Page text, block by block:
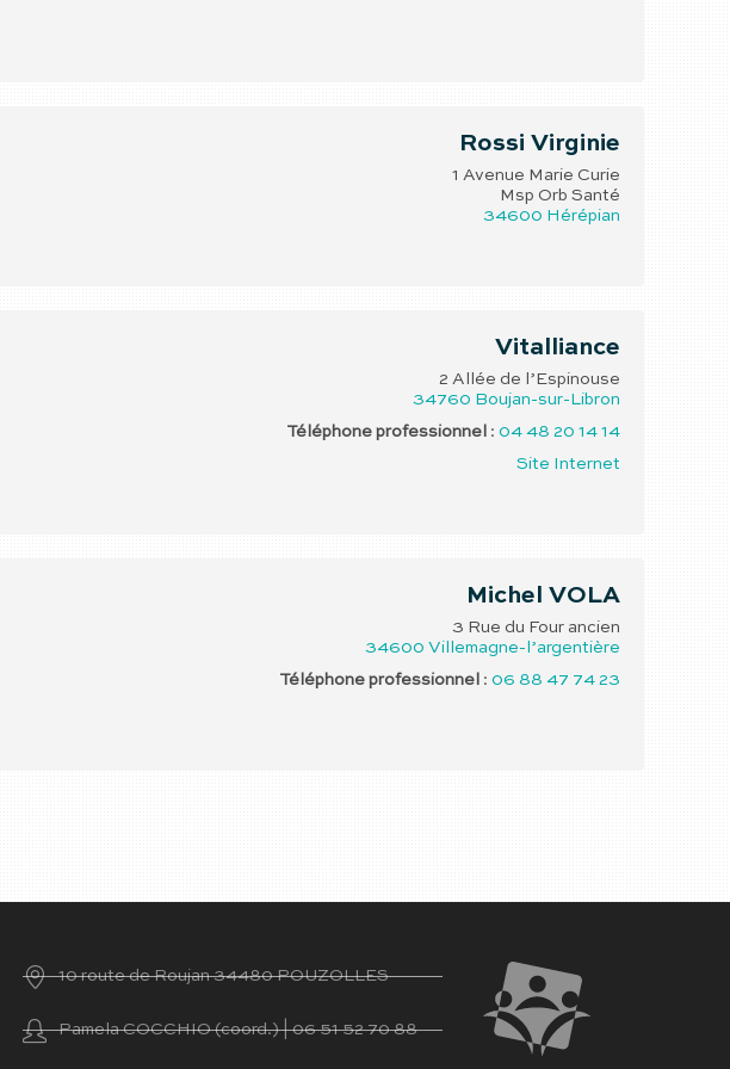
Rossi Virginie
1 Avenue Marie Curie
Msp Orb Santé
34600 Hérépian
Vitalliance
2 Allée de l’Espinouse
34760 Boujan-sur-Libron
Téléphone professionnel : 04 48 20 14 14
Site Internet
Michel VOLA
3 Rue du Four ancien
34600 Villemagne-l’argentière
Téléphone professionnel : 06 88 47 74 23
10 route de Roujan 34480 POUZOLLES
Pamela COCCHIO (coord.) | 06 51 52 70 88